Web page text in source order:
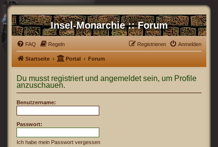
Insel-Monarchie :: Forum
FAQ Regeln Anmelden
Registrieren
Startseite Portal Forum
Du musst registriert und angemeldet sein, um Profile
anzuschauen.
Benutzername:
Passwort:
Ich habe mein Passwort vergessen